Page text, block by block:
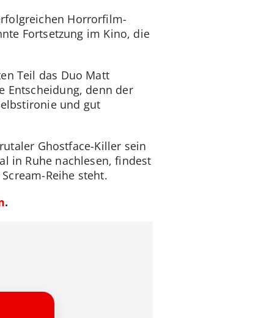
Horrorfilm-
Fortsetzung im Kino, die
Teil das Duo Matt
Entscheidung, denn der
und gut
Ghostface-Killer sein
in Ruhe nachlesen, findest
Reihe steht.
.